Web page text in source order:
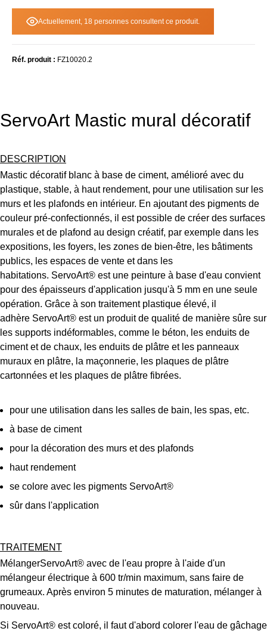
Actuellement, 18 personnes consultent ce produit.
Réf. produit : FZ10020.2
ServoArt Mastic mural décoratif
DESCRIPTION
Mastic décoratif blanc à base de ciment, amélioré avec du
plastique, stable, à haut rendement, pour une utilisation sur les
murs et les plafonds en intérieur. En ajoutant des pigments de
couleur pré-confectionnés, il est possible de créer des surfaces
murales et de plafond au design créatif, par exemple dans les
expositions, les foyers, les zones de bien-être, les bâtiments
publics, les espaces de vente et dans les
habitations. ServoArt® est une peinture à base d'eau convient
pour des épaisseurs d'application jusqu'à 5 mm en une seule
opération. Grâce à son traitement plastique élevé, il
adhère ServoArt® est un produit de qualité de manière sûre sur
les supports indéformables, comme le béton, les enduits de
ciment et de chaux, les enduits de plâtre et les panneaux
muraux en plâtre, la maçonnerie, les plaques de plâtre
cartonnées et les plaques de plâtre fibrées.
pour une utilisation dans les salles de bain, les spas, etc.
à base de ciment
pour la décoration des murs et des plafonds
haut rendement
se colore avec les pigments ServoArt®
sûr dans l'application
TRAITEMENT
MélangerServoArt® avec de l'eau propre à l'aide d'un
mélangeur électrique à 600 tr/min maximum, sans faire de
grumeaux. Après environ 5 minutes de maturation, mélanger à
nouveau.
Si ServoArt® est coloré, il faut d'abord colorer l'eau de gâchage